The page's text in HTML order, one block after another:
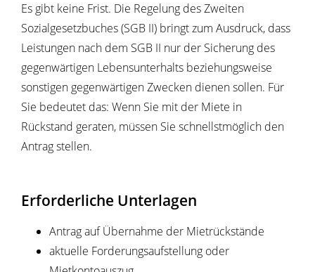
Es gibt keine Frist. Die Regelung des Zweiten
Sozialgesetzbuches (SGB II) bringt zum Ausdruck, dass
Leistungen nach dem SGB II nur der Sicherung des
gegenwärtigen Lebensunterhalts beziehungsweise
sonstigen gegenwärtigen Zwecken dienen sollen. Für
Sie bedeutet das: Wenn Sie mit der Miete in
Rückstand geraten, müssen Sie schnellstmöglich den
Antrag stellen.
Erforderliche Unterlagen
Antrag auf Übernahme der Mietrückstände
aktuelle Forderungsaufstellung oder